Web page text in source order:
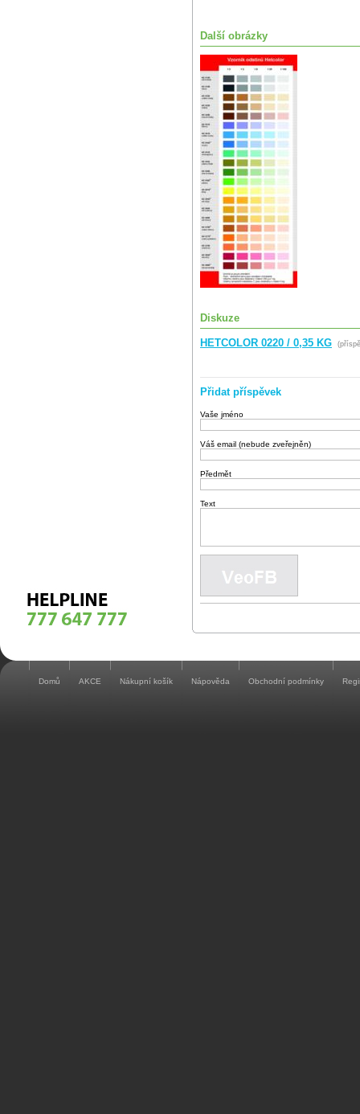
Další obrázky
Diskuze
HETCOLOR 0220 / 0,35 KG
Přidat příspěvek
Vaše jméno
Váš email (nebude zveřejněn)
Předmět
Text
Domů AKCE Nákupní košík Nápověda Obchodní podmínky